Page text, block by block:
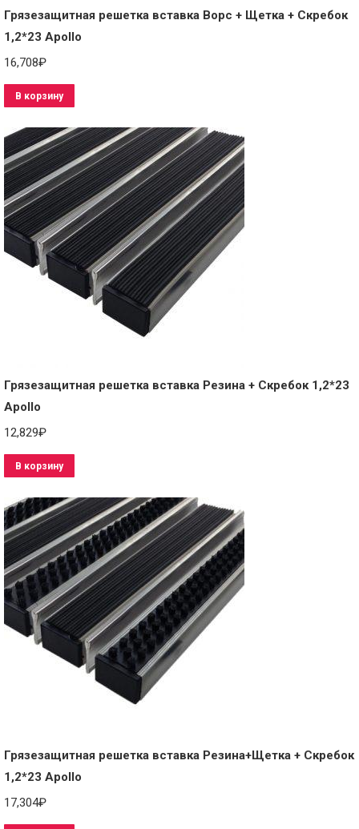
Грязезащитная решетка вставка Ворс + Щетка + Скребок
1,2*23 Apollo
16,708₽
В корзину
Грязезащитная решетка вставка Резина + Скребок 1,2*23
Apollo
12,829₽
В корзину
Грязезащитная решетка вставка Резина+Щетка + Скребок
1,2*23 Apollo
17,304₽